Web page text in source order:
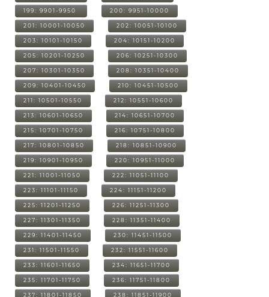
199: 9901-9950 200: 9951-10000
201: 10001-10050 202: 10051-10100
203: 10101-10150 204: 10151-10200
205: 10201-10250 206: 10251-10300
207: 10301-10350 208: 10351-10400
209: 10401-10450 210: 10451-10500
211: 10501-10550 212: 10551-10600
213: 10601-10650 214: 10651-10700
215: 10701-10750 216: 10751-10800
217: 10801-10850 218: 10851-10900
219: 10901-10950 220: 10951-11000
221: 11001-11050 222: 11051-11100
223: 11101-11150 224: 11151-11200
225: 11201-11250 226: 11251-11300
227: 11301-11350 228: 11351-11400
229: 11401-11450 230: 11451-11500
231: 11501-11550 232: 11551-11600
233: 11601-11650 234: 11651-11700
235: 11701-11750 236: 11751-11800
237: 11801-11850 238: 11851-11900